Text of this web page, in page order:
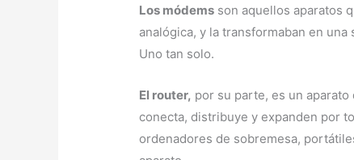
Los módems son aquellos aparatos
analógica, y la transformaban en
Uno tan solo.
El router, por su parte, es un
conecta, distribuye y expanden por
ordenadores de sobremesa,